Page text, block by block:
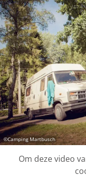
©Camping Martbusch
Om deze video